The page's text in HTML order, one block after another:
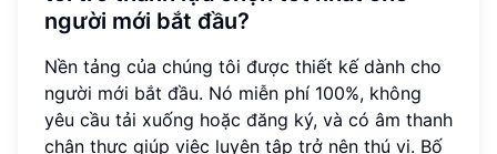
người mới bắt đầu?
Nền tảng của chúng tôi được thiết kế dành cho
người mới bắt đầu. Nó miễn phí 100%, không
yêu cầu tải xuống hoặc đăng ký, và có âm thanh
chân thực giúp việc luyện tập trở nên thú vị. Bố